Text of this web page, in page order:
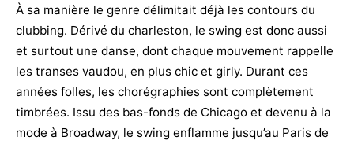
À sa manière le genre délimitait déjà les contours du
clubbing. Dérivé du charleston, le swing est donc aussi
et surtout une danse, dont chaque mouvement rappelle
les transes vaudou, en plus chic et girly. Durant ces
années folles, les chorégraphies sont complètement
timbrées. Issu des bas-fonds de Chicago et devenu à la
mode à Broadway, le swing enflamme jusqu’au Paris de